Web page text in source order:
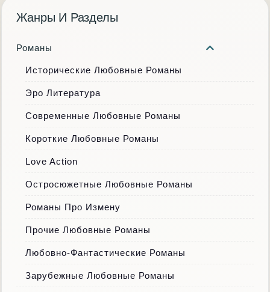
Жанры И Разделы
Романы
Исторические Любовные Романы
Эро Литература
Современные Любовные Романы
Короткие Любовные Романы
Love Action
Остросюжетные Любовные Романы
Романы Про Измену
Прочие Любовные Романы
Любовно-Фантастические Романы
Зарубежные Любовные Романы